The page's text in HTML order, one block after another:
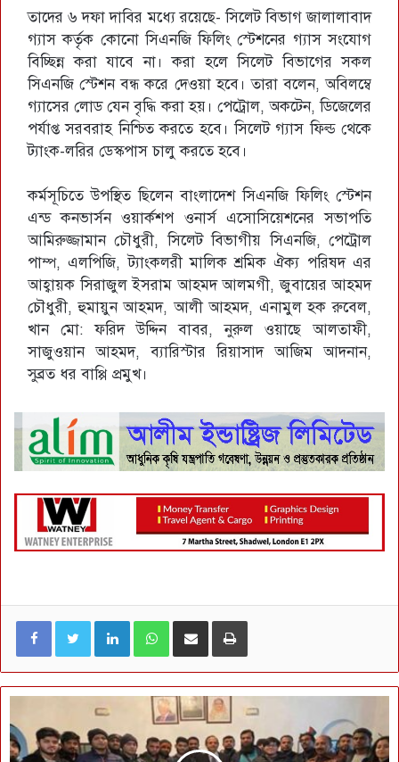
তাদের ৬ দফা দাবির মধ্যে রয়েছে- সিলেট বিভাগ জালালাবাদ
গ্যাস কর্তৃক কোনো সিএনজি ফিলিং স্টেশনের গ্যাস সংযোগ
বিচ্ছিন্ন করা যাবে না। করা হলে সিলেট বিভাগের সকল
সিএনজি স্টেশন বন্ধ করে দেওয়া হবে। তারা বলেন, অবিলম্বে
গ্যাসের লোড যেন বৃদ্ধি করা হয়। পেট্রোল, অকটেন, ডিজেলের
পর্যাপ্ত সরবরাহ নিশ্চিত করতে হবে। সিলেট গ্যাস ফিল্ড থেকে
ট্যাংক-লরির ডেস্কপাস চালু করতে হবে।
কর্মসূচিতে উপস্থিত ছিলেন বাংলাদেশ সিএনজি ফিলিং স্টেশন
এন্ড কনভার্সন ওয়ার্কশপ ওনার্স এসোসিয়েশনের সভাপতি
আমিরুজ্জামান চৌধুরী, সিলেট বিভাগীয় সিএনজি, পেট্রোল
পাম্প, এলপিজি, ট্যাংকলরী মালিক শ্রমিক ঐক্য পরিষদ এর
আহ্বায়ক সিরাজুল ইসরাম আহমদ আলমগী, জুবায়ের আহমদ
চৌধুরী, হুমায়ুন আহমদ, আলী আহমদ, এনামুল হক রুবেল,
খান মো: ফরিদ উদ্দিন বাবর, নুরুল ওয়াছে আলতাফী,
সাজুওয়ান আহমদ, ব্যারিস্টার রিয়াসাদ আজিম আদনান,
সুব্রত ধর বাপ্পি প্রমুখ।
LinkedIn WhatsApp ই-মেইলে শেয়ার করুন